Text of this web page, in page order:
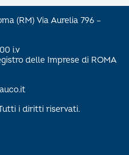
(RM) Via Aurelia 796 –
i.v
delle Imprese di ROMA
i diritti riservati.